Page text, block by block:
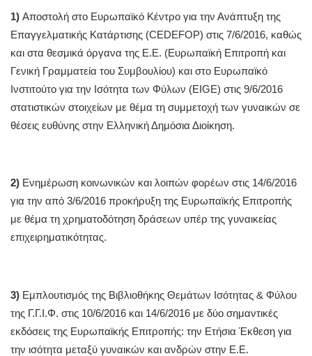
1) Αποστολή στο Ευρωπαϊκό Κέντρο για την Ανάπτυξη της
Επαγγελματικής Κατάρτισης (CEDEFOP) στις 7/6/2016, καθώς
και στα θεσμικά όργανα της Ε.Ε. (Ευρωπαϊκή Επιτροπή και
Γενική Γραμματεία του Συμβουλίου) και στο Ευρωπαϊκό
Ινστιτούτο για την Ισότητα των Φύλων (EIGE) στις 9/6/2016
στατιστικών στοιχείων με θέμα τη συμμετοχή των γυναικών σε
θέσεις ευθύνης στην Ελληνική Δημόσια Διοίκηση.
2) Ενημέρωση κοινωνικών και λοιπών φορέων στις 14/6/2016
για την από 3/6/2016 προκήρυξη της Ευρωπαϊκής Επιτροπής
με θέμα τη χρηματοδότηση δράσεων υπέρ της γυναικείας
επιχειρηματικότητας.
3) Εμπλουτισμός της Βιβλιοθήκης Θεμάτων Ισότητας & Φύλου
της Γ.Γ.Ι.Φ. στις 10/6/2016 και 14/6/2016 με δύο σημαντικές
εκδόσεις της Ευρωπαϊκής Επιτροπής: την Ετήσια Έκθεση για
την ισότητα μεταξύ γυναικών και ανδρών στην Ε.Ε.